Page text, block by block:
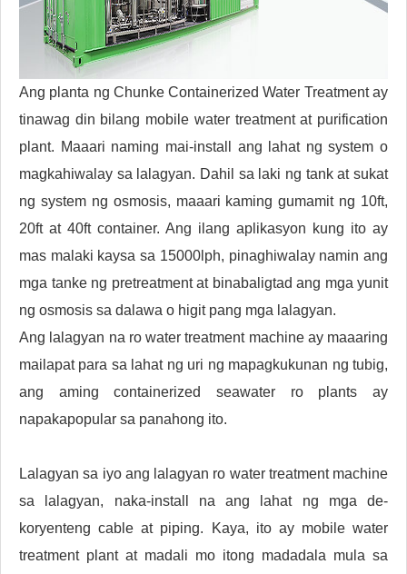
Ang planta ng Chunke Containerized Water Treatment ay
tinawag din bilang mobile water treatment at purification
plant. Maaari naming mai-install ang lahat ng system o
magkahiwalay sa lalagyan. Dahil sa laki ng tank at sukat
ng system ng osmosis, maaari kaming gumamit ng 10ft,
20ft at 40ft container. Ang ilang aplikasyon kung ito ay
mas malaki kaysa sa 15000lph, pinaghiwalay namin ang
mga tanke ng pretreatment at binabaligtad ang mga yunit
ng osmosis sa dalawa o higit pang mga lalagyan.
Ang lalagyan na ro water treatment machine ay maaaring
mailapat para sa lahat ng uri ng mapagkukunan ng tubig,
ang aming containerized seawater ro plants ay
napakapopular sa panahong ito.
Lalagyan sa iyo ang lalagyan ro water treatment machine
sa lalagyan, naka-install na ang lahat ng mga de-
koryenteng cable at piping. Kaya, ito ay mobile water
treatment plant at madali mo itong madadala mula sa